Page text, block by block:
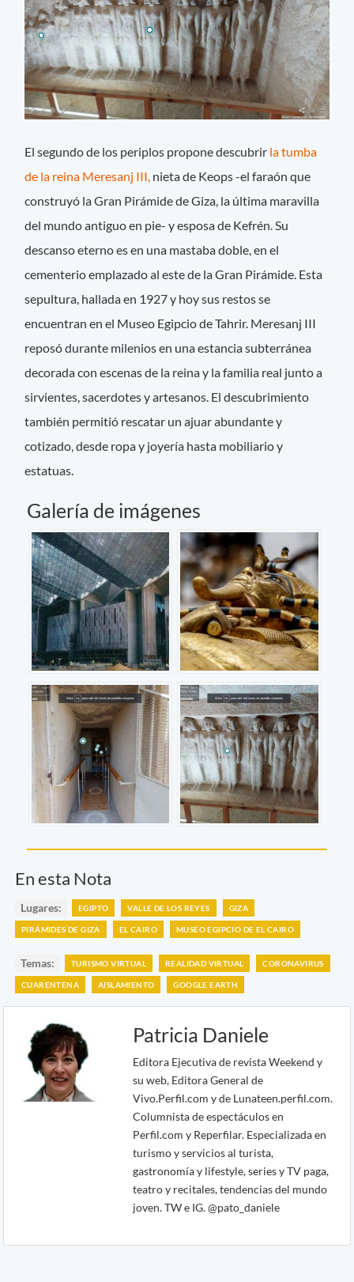
El segundo de los periplos propone descubrir la tumba
de la reina Meresanj III, nieta de Keops -el faraón que
construyó la Gran Pirámide de Giza, la última maravilla
del mundo antiguo en pie- y esposa de Kefrén. Su
descanso eterno es en una mastaba doble, en el
cementerio emplazado al este de la Gran Pirámide. Esta
sepultura, hallada en 1927 y hoy sus restos se
encuentran en el Museo Egipcio de Tahrir. Meresanj III
reposó durante milenios en una estancia subterránea
decorada con escenas de la reina y la familia real junto a
sirvientes, sacerdotes y artesanos. El descubrimiento
también permitió rescatar un ajuar abundante y
cotizado, desde ropa y joyería hasta mobiliario y
estatuas.
Galería de imágenes
En esta Nota
Lugares: EGIPTO VALLE DE LOS REYES GIZA
PIRÁMIDES DE GIZA EL CAIRO MUSEO EGIPCIO DE EL CAIRO
Temas: TURISMO VIRTUAL REALIDAD VIRTUAL CORONAVIRUS
CUARENTENA AISLAMIENTO GOOGLE EARTH
Patricia Daniele
Editora Ejecutiva de revista Weekend y
su web, Editora General de
Vivo.Perfil.com y de Lunateen.perfil.com.
Columnista de espectáculos en
Perfil.com y Reperfilar. Especializada en
turismo y servicios al turista,
gastronomía y lifestyle, series y TV paga,
teatro y recitales, tendencias del mundo
joven. TW e IG. @pato_daniele